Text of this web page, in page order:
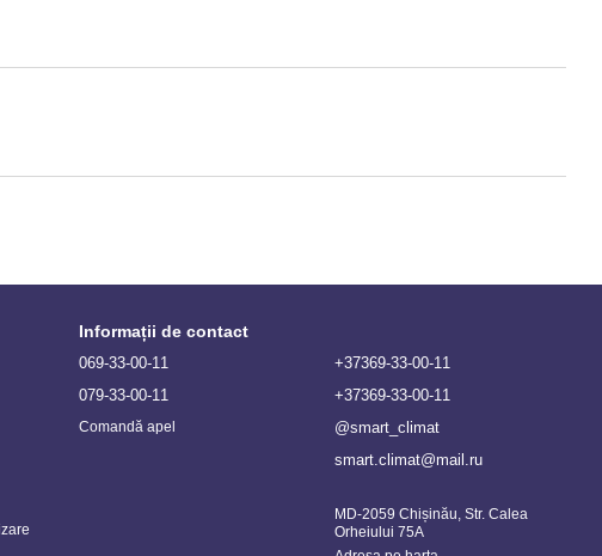
Informații de contact
069-33-00-11
079-33-00-11
Comandă apel
+37369-33-00-11
+37369-33-00-11
@smart_climat
smart.climat@mail.ru
MD-2059 Chișinău, Str. Calea
Orheiului 75A